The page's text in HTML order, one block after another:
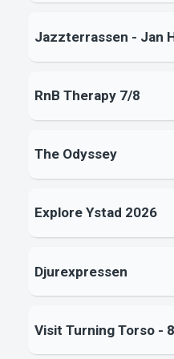
Jazzterrassen - Jan
RnB Therapy 7/8
The Odyssey
Explore Ystad 2026
Djurexpressen
Visit Turning Torso -